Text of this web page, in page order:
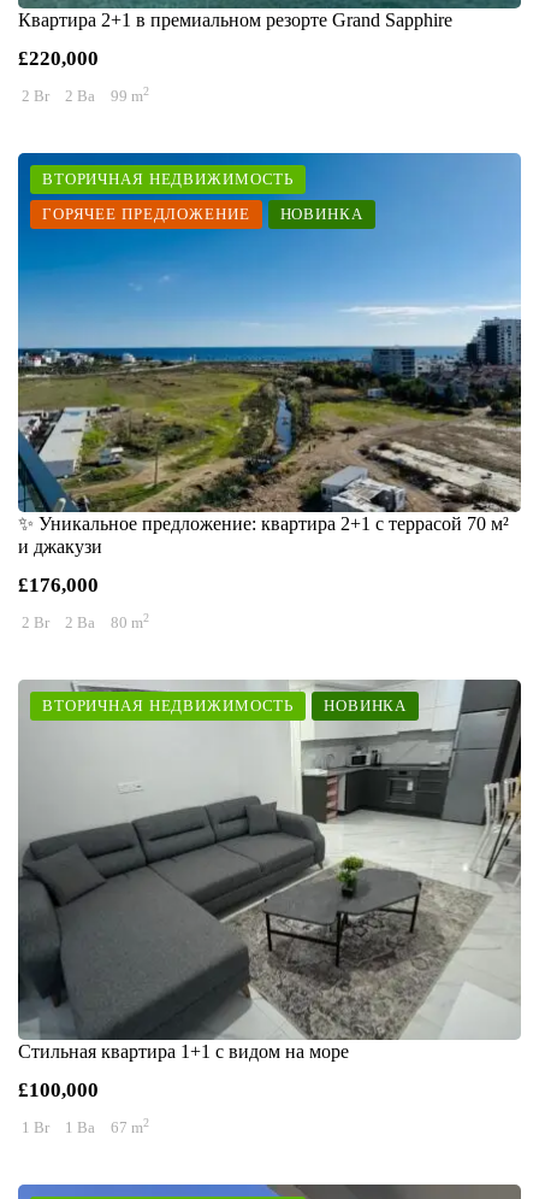
Квартира 2+1 в премиальном резорте Grand Sapphire
£220,000
2 Br 2 Ba 99 m2
ВТОРИЧНАЯ НЕДВИЖИМОСТЬ
ГОРЯЧЕЕ ПРЕДЛОЖЕНИЕ
НОВИНКА
✨ Уникальное предложение: квартира 2+1 с террасой 70 м²
и джакузи
£176,000
2 Br 2 Ba 80 m2
ВТОРИЧНАЯ НЕДВИЖИМОСТЬ НОВИНКА
Стильная квартира 1+1 с видом на море
£100,000
1 Br 1 Ba 67 m2